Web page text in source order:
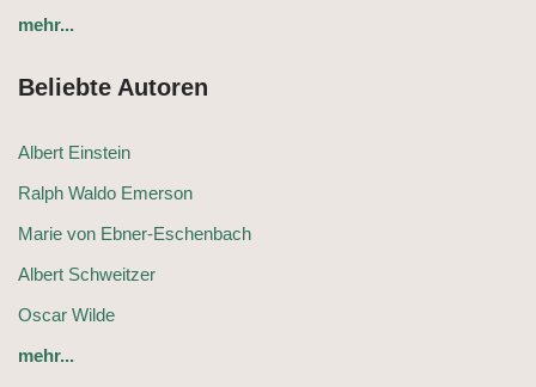
mehr...
Beliebte Autoren
Albert Einstein
Ralph Waldo Emerson
Marie von Ebner-Eschenbach
Albert Schweitzer
Oscar Wilde
mehr...